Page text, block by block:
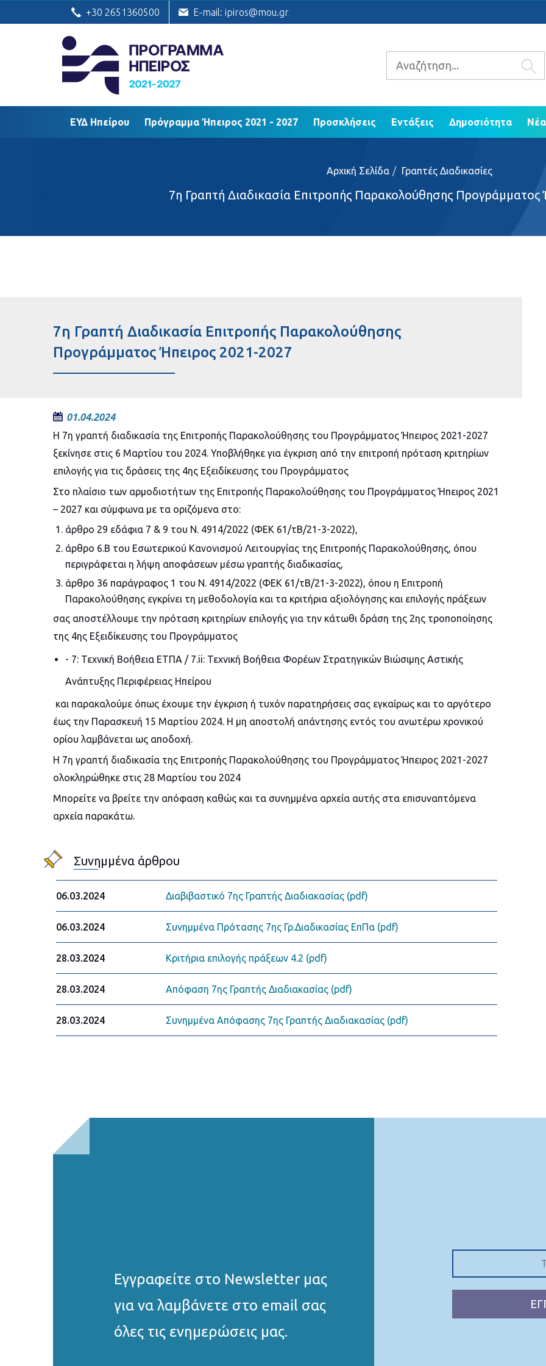
ΕΥΔ Ηπείρου Πρόγραμμα Ήπειρος 2021 - 2027
+30 2651360500 E-mail: ipiros@mou.gr
ΕΥΔ Ηπείρου Πρόγραμμα Ήπειρος 2021 - 2027 Προσκλήσεις Εντάξεις Δημοσιότητα
Αρχική Σελίδα Γραπτές Διαδικασίες
7η Γραπτή Διαδικασία Επιτροπής Παρακολούθησης Προγράμματος
7η Γραπτή Διαδικασία Επιτροπής Παρακολούθησης
Προγράμματος Ήπειρος 2021-2027
01.04.2024
Η 7η γραπτή διαδικασία της Επιτροπής Παρακολούθησης του Προγράμματος Ήπειρος 2021-2027
ξεκίνησε στις 6 Μαρτίου του 2024. Υποβλήθηκε για έγκριση από την επιτροπή πρόταση κριτηρίων
επιλογής για τις δράσεις της 4ης Εξειδίκευσης του Προγράμματος
Στο πλαίσιο των αρμοδιοτήτων της Επιτροπής Παρακολούθησης του Προγράμματος Ήπειρος 2021
– 2027 και σύμφωνα με τα οριζόμενα στο:
άρθρο 29 εδάφια 7 & 9 του Ν. 4914/2022 (ΦΕΚ 61/τΒ/21-3-2022),
άρθρο 6.Β του Εσωτερικού Κανονισμού Λειτουργίας της Επιτροπής Παρακολούθησης, όπου
περιγράφεται η λήψη αποφάσεων μέσω γραπτής διαδικασίας,
άρθρο 36 παράγραφος 1 του Ν. 4914/2022 (ΦΕΚ 61/τΒ/21-3-2022), όπου η Επιτροπή
Παρακολούθησης εγκρίνει τη μεθοδολογία και τα κριτήρια αξιολόγησης και επιλογής πράξεων
σας αποστέλλουμε την πρόταση κριτηρίων επιλογής για την κάτωθι δράση της 2ης τροποποίησης
της 4ης Εξειδίκευσης του Προγράμματος
- 7: Τεχνική Βοήθεια ΕΤΠΑ / 7.ii: Τεχνική Βοήθεια Φορέων Στρατηγικών Βιώσιμης Αστικής
Ανάπτυξης Περιφέρειας Ηπείρου
και παρακαλούμε όπως έχουμε την έγκριση ή τυχόν παρατηρήσεις σας εγκαίρως και το αργότερο
έως την Παρασκευή 15 Μαρτίου 2024. Η μη αποστολή απάντησης εντός του ανωτέρω χρονικού
ορίου λαμβάνεται ως αποδοχή.
Η 7η γραπτή διαδικασία της Επιτροπής Παρακολούθησης του Προγράμματος Ήπειρος 2021-2027
ολοκληρώθηκε στις 28 Μαρτίου του 2024
Μπορείτε να βρείτε την απόφαση καθώς και τα συνημμένα αρχεία αυτής στα επισυναπτόμενα
αρχεία παρακάτω.
Συνημμένα άρθρου
06.03.2024 Διαβιβαστικό 7ης Γραπτής Διαδιακασίας (pdf)
06.03.2024 Συνημμένα Πρότασης 7ης Γρ.Διαδικασίας ΕπΠα (pdf)
28.03.2024 Κριτήρια επιλογής πράξεων 4.2 (pdf)
28.03.2024 Απόφαση 7ης Γραπτής Διαδιακασίας (pdf)
28.03.2024 Συνημμένα Απόφασης 7ης Γραπτής Διαδιακασίας (pdf)
Εγγραφείτε στο Νewsletter μας
για να λαμβάνετε στο email σας
όλες τις ενημερώσεις μας.